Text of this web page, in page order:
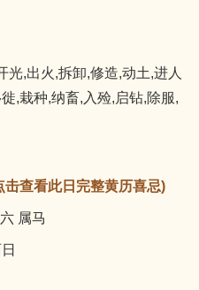
光,出火,拆卸,修造,动土,进人
,栽种,纳畜,入殓,启钻,除服,
击查看此日完整黄历喜忌)
属马